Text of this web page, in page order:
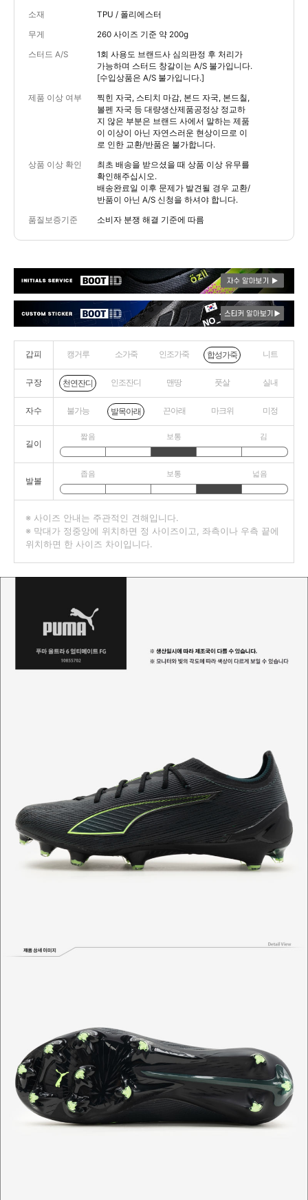
소재 TPU / 폴리에스터
무게 260 사이즈 기준 약 200g
스터드 A/S
1회 사용도 브랜드사 심의판정 후 처리가
가능하며 스터드 창갈이는 A/S 불가입니다.
[수입상품은 A/S 불가입니다.]
제품 이상 여부
찍힌 자국, 스티치 마감, 본드 자국, 본드칠,
볼펜 자국 등 대량생산제품공정상 정교하
지 않은 부분은 브랜드 사에서 말하는 제품
이 이상이 아닌 자연스러운 현상이므로 이
로 인한 교환/반품은 불가합니다.
상품 이상 확인
최초 배송을 받으셨을 때 상품 이상 유무를
확인해주십시오.
배송완료일 이후 문제가 발견될 경우 교환/
반품이 아닌 A/S 신청을 하셔야 합니다.
품질보증기준 소비자 분쟁 해결 기준에 따름
갑피 캥거루 소가죽 인조가죽 합성가죽 니트
구장 천연잔디 인조잔디 맨땅 풋살 실내
자수 불가능 발목아래 끈아래 마크위 미정
길이
짧음 보통 김
발볼
좁음 보통 넓음
※ 사이즈 안내는 주관적인 견해입니다.
※ 막대가 정중앙에 위치하면 정 사이즈이고, 좌측이나 우측 끝에
위치하면 한 사이즈 차이입니다.